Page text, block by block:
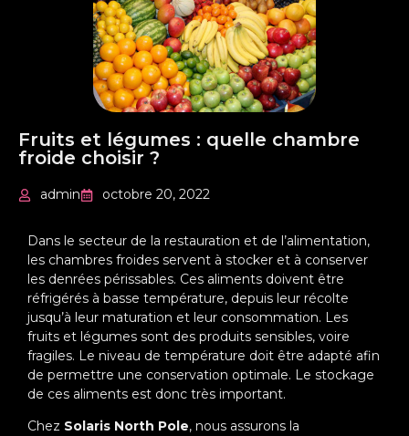
Fruits et légumes : quelle chambre
froide choisir ?
admin octobre 20, 2022
Dans le secteur de la restauration et de l’alimentation,
les chambres froides servent à stocker et à conserver
les denrées périssables. Ces aliments doivent être
réfrigérés à basse température, depuis leur récolte
jusqu’à leur maturation et leur consommation. Les
fruits et légumes sont des produits sensibles, voire
fragiles. Le niveau de température doit être adapté afin
de permettre une conservation optimale. Le stockage
de ces aliments est donc très important.
Chez Solaris North Pole, nous assurons la